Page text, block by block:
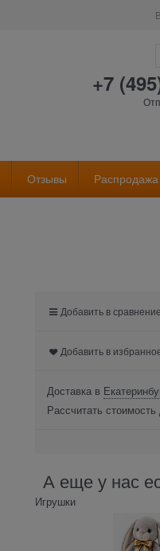
+7
Отзывы Распродажа
Добавить в сравнение
Добавить в
Доставка в
Рассчитать стоимость
А еще у нас
Игрушки